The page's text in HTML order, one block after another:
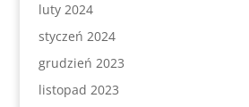
luty 2024
styczeń 2024
grudzień 2023
listopad 2023